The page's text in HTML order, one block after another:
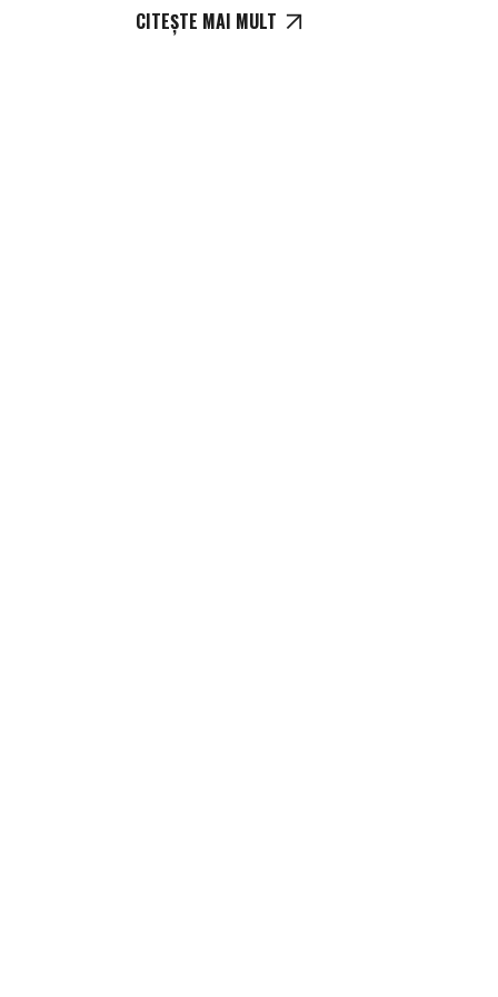
CITEȘTE MAI MULT